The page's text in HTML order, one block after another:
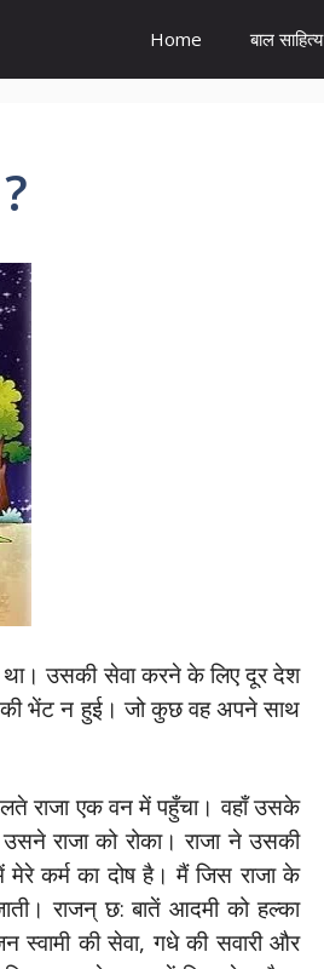
Home बाल साहित्य
था। उसकी सेवा करने के लिए दूर देश
भेंट न हुई। जो कुछ वह अपने साथ
राजा एक वन में पहुँचा। वहाँ उसके
राजा को रोका। राजा ने उसकी
कर्म का दोष है। मैं जिस राजा के
राजन् छ: बातें आदमी को हल्का
स्वामी की सेवा, गधे की सवारी और